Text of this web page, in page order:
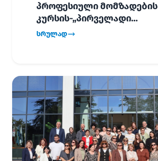
პროფესიული მომზადების
კურსის-„პირველადი
გადაუდებელი დახმარება“,
სრულად